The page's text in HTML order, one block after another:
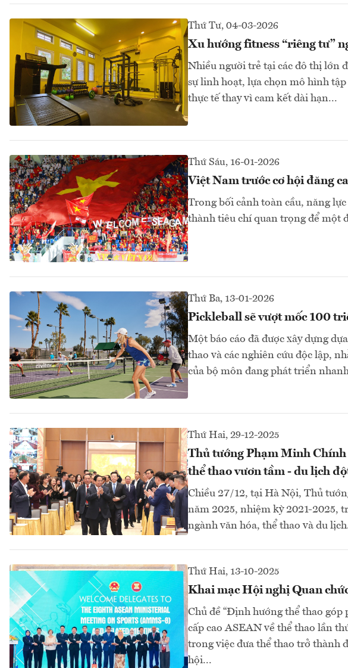
Thứ Tư, 04-03-2026
Xu hướng fitness “riêng tư”
Nhiều người trẻ tại các đô thị lớn
sự linh hoạt, lựa chọn mô hình
thực tế thay vì cam kết dài hạn...
Thứ Sáu, 16-01-2026
Việt Nam trước cơ hội đăng
Trong bối cảnh toàn cầu, năng
thành tiêu chí quan trọng để một
Thứ Ba, 13-01-2026
Pickleball sẽ vượt mốc 100
Một báo cáo đã được xây dựng
thao và các nghiên cứu độc lập,
của bộ môn đang phát triển
Thứ Hai, 29-12-2025
Thủ tướng Phạm Minh
thể thao vươn tầm - du lịch
Chiều 27/12, tại Hà Nội, Thủ
năm 2025, nhiệm kỳ 2021-2025,
ngành văn hóa, thể thao và du
Thứ Hai, 13-10-2025
Khai mạc Hội nghị Quan
Chủ đề “Định hướng thể thao
cấp cao ASEAN về thể thao lần
trong việc đưa thể thao trở thành
hội...